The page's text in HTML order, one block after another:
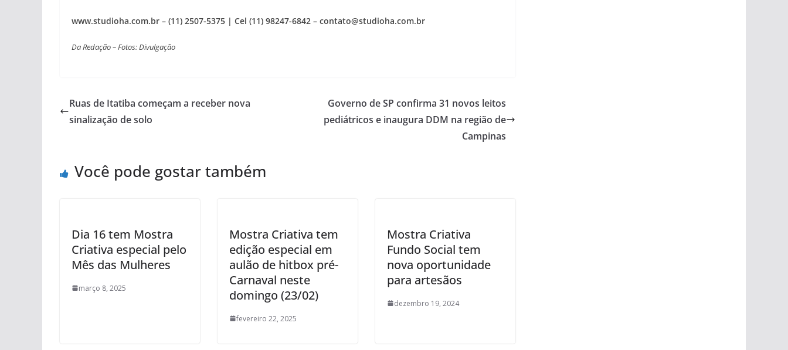
www.studioha.com.br – (11) 2507-5375 | Cel (11) 98247-6842 – contato@studioha.com.br
Da Redação – Fotos: Divulgação
Ruas de Itatiba começam a receber nova
sinalização de solo
Governo de SP confirma 31 novos leitos
pediátricos e inaugura DDM na região de
Campinas
Você pode gostar também
Dia 16 tem Mostra
Criativa especial pelo
Mês das Mulheres
março 8, 2025
Mostra Criativa tem
edição especial em
aulão de hitbox pré-
Carnaval neste
domingo (23/02)
fevereiro 22, 2025
Mostra Criativa
Fundo Social tem
nova oportunidade
para artesãos
dezembro 19, 2024